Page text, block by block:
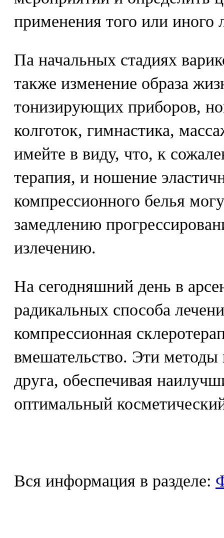
применения того или иного
Па начальных стадиях
также изменение образа
тонизирующих приборов,
колготок, гимнастика,
имейте в виду, что, к
терапия, и ношение
компрессионного белья
замедлению
излечению.
На сегодняшний день в
радикальных способа
компрессионная
вмешательство. Эти методы
друга, обеспечивая
оптимальный
Вся информация в разделе: